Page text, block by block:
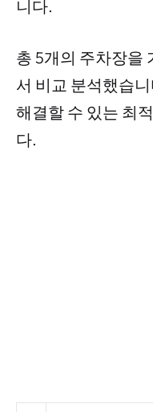
니다.
총 5개의 주차장을
서 비교 분석했습
해결할 수 있는 최
다.